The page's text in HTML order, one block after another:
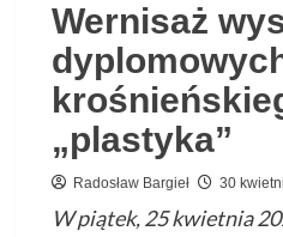
Wernisaż
„plastyka”
Radosław Bargieł 30
W piątek, 25 kwietnia